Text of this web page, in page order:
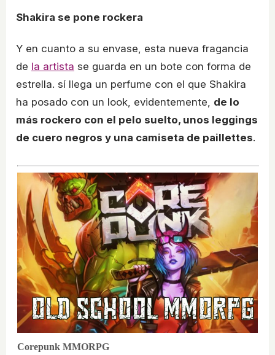
Shakira se pone rockera
Y en cuanto a su envase, esta nueva fragancia
de la artista se guarda en un bote con forma de
estrella. sí llega un perfume con el que Shakira
ha posado con un look, evidentemente, de lo
más rockero con el pelo suelto, unos leggings
de cuero negros y una camiseta de paillettes.
Corepunk MMORPG